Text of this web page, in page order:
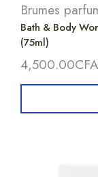
Brumes
Bath & Body
(75ml)
4,500.00CFA